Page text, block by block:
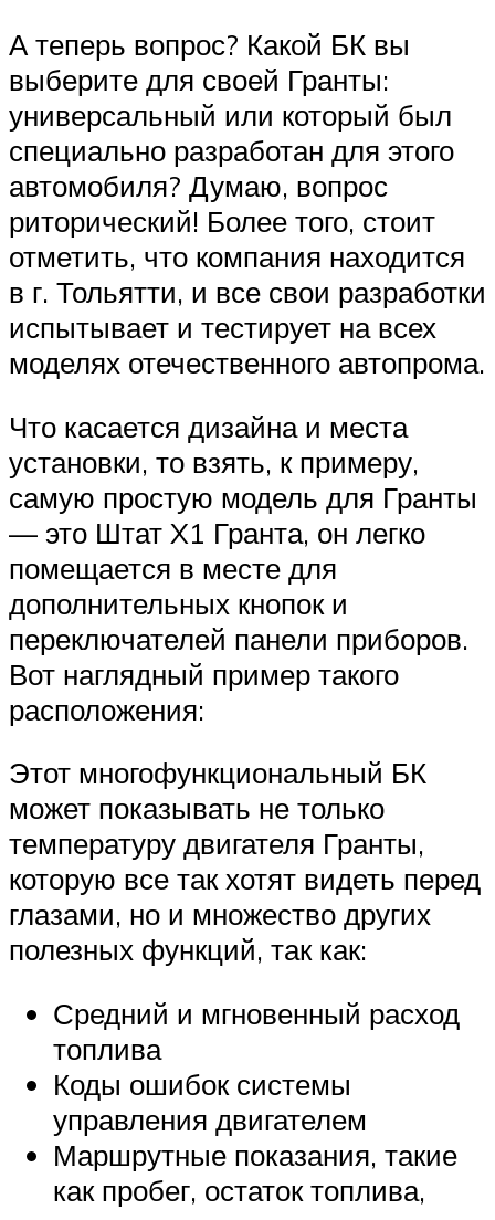
А теперь вопрос? Какой БК вы
выберите для своей Гранты:
универсальный или который был
специально разработан для этого
автомобиля? Думаю, вопрос
риторический! Более того, стоит
отметить, что компания находится
в г. Тольятти, и все свои разработки
испытывает и тестирует на всех
моделях отечественного автопрома.
Что касается дизайна и места
установки, то взять, к примеру,
самую простую модель для Гранты
— это Штат X1 Гранта, он легко
помещается в месте для
дополнительных кнопок и
переключателей панели приборов.
Вот наглядный пример такого
расположения:
Этот многофункциональный БК
может показывать не только
температуру двигателя Гранты,
которую все так хотят видеть перед
глазами, но и множество других
полезных функций, так как:
Средний и мгновенный расход
топлива
Коды ошибок системы
управления двигателем
Маршрутные показания, такие
как пробег, остаток топлива,